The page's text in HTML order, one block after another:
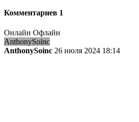
Комментариев 1
Онлайн Офлайн
AnthonySoinc
AnthonySoinc 26 июля 2024 18:14